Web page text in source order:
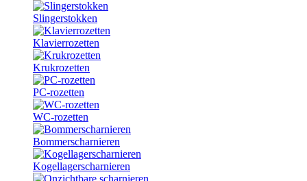
Slingerstokken
Klavierrozetten
Krukrozetten
PC-rozetten
WC-rozetten
Bommerscharnieren
Kogellagerscharnieren